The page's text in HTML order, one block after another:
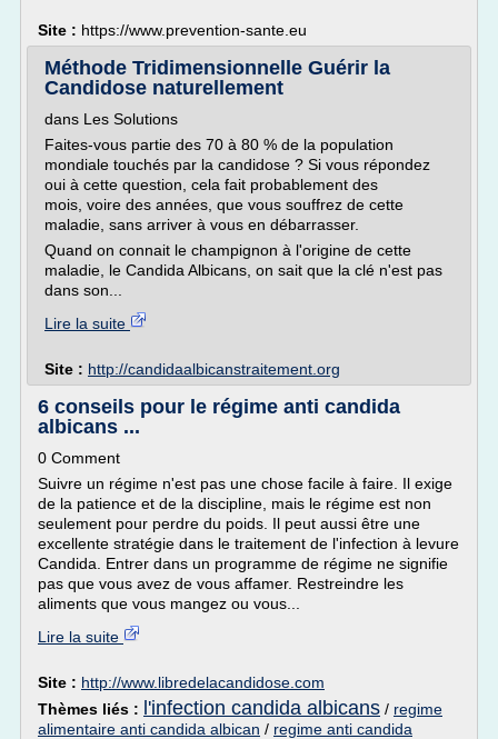
Site : https://www.prevention-sante.eu
Méthode Tridimensionnelle Guérir la
Candidose naturellement
dans Les Solutions
Faites-vous partie des 70 à 80 % de la population
mondiale touchés par la candidose ? Si vous répondez
oui à cette question, cela fait probablement des
mois, voire des années, que vous souffrez de cette
maladie, sans arriver à vous en débarrasser.
Quand on connait le champignon à l'origine de cette
maladie, le Candida Albicans, on sait que la clé n'est pas
dans son...
Lire la suite
Site : http://candidaalbicanstraitement.org
6 conseils pour le régime anti candida
albicans ...
0 Comment
Suivre un régime n'est pas une chose facile à faire. Il exige
de la patience et de la discipline, mais le régime est non
seulement pour perdre du poids. Il peut aussi être une
excellente stratégie dans le traitement de l'infection à levure
Candida. Entrer dans un programme de régime ne signifie
pas que vous avez de vous affamer. Restreindre les
aliments que vous mangez ou vous...
Lire la suite
Site : http://www.libredelacandidose.com
Thèmes liés :
l'infection candida albicans / regime
alimentaire anti candida albican / regime anti candida